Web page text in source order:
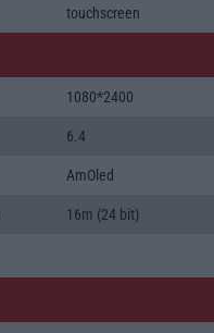
touchscreen
1080*2400
6.4
AmOled
16m (24 bit)